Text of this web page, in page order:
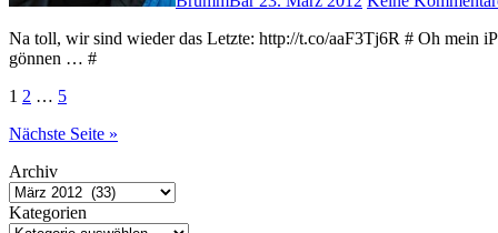
Na toll, wir sind wieder das Letzte: http://t.co/aaF3Tj6R # Oh mein iPad 2 (also das alte neue iPad) will demnächst Strom. Sollte es ihm
gönnen … #
Seitennummerierung
der
Beiträge
1 2 … 5
Nächste Seite »
Archiv
Kategorien